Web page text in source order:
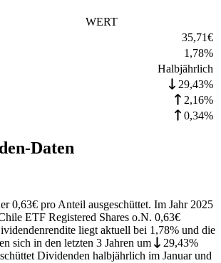
WERT
35,71€
1,78%
Halbjährlich
29,43%
2,16%
0,34%
Daten
0,63€ pro Anteil ausgeschüttet. Im Jahr 2025
ETF Registered Shares o.N. 0,63€
liegt aktuell bei 1,78% und die
sich in den letzten 3 Jahren um
29,43%
Dividenden halbjährlich im Januar und